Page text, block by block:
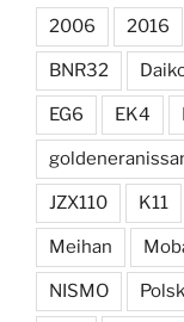
2006 2016
BNR32
EG6 EK4
JZX110 K11
Meihan
NISMO